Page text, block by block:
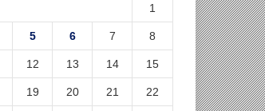
1
5 6 7 8
12 13 14 15
19 20 21 22